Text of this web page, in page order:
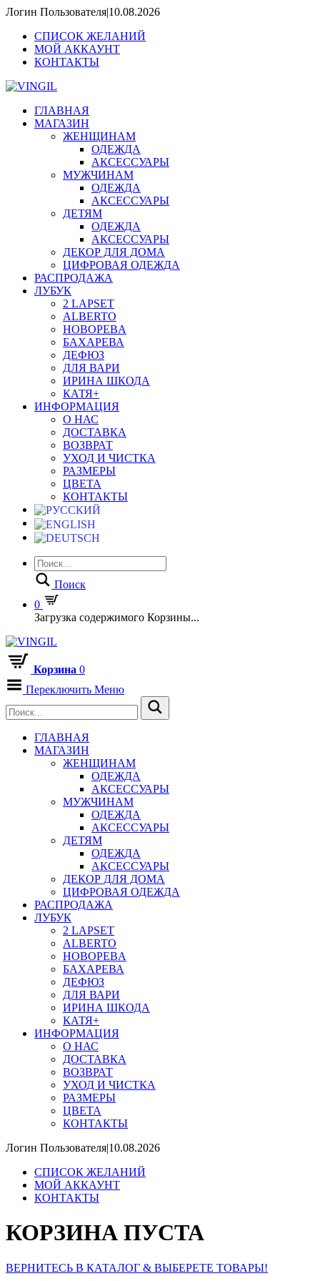
Логин Пользователя|10.08.2026
CПИСОК ЖЕЛАНИЙ
МОЙ АККАУНТ
КОНТАКТЫ
ГЛАВНАЯ
МАГАЗИН
ЖЕНЩИНАМ
ОДЕЖДА
АКСЕССУАРЫ
МУЖЧИНАМ
ОДЕЖДА
АКСЕССУАРЫ
ДЕТЯМ
ОДЕЖДА
АКСЕССУАРЫ
ДЕКОР ДЛЯ ДОМА
ЦИФРОВАЯ ОДЕЖДА
РАСПРОДАЖА
ЛУБУК
2 LAPSET
ALBERTO
HOBOPEBA
БАХАРЕВА
ДЕФЮЗ
ДЛЯ ВАРИ
ИРИНА ШКОДА
КАТЯ+
ИНФОРМАЦИЯ
О НАС
ДОСТАВКА
ВОЗВРАТ
УХОД И ЧИСТКА
РАЗМЕРЫ
ЦВЕТА
КОНТАКТЫ
Поиск
0
Загрузка содержимого Корзины...
Корзина 0
Переключить Меню
ГЛАВНАЯ
МАГАЗИН
ЖЕНЩИНАМ
ОДЕЖДА
АКСЕССУАРЫ
МУЖЧИНАМ
ОДЕЖДА
АКСЕССУАРЫ
ДЕТЯМ
ОДЕЖДА
АКСЕССУАРЫ
ДЕКОР ДЛЯ ДОМА
ЦИФРОВАЯ ОДЕЖДА
РАСПРОДАЖА
ЛУБУК
2 LAPSET
ALBERTO
HOBOPEBA
БАХАРЕВА
ДЕФЮЗ
ДЛЯ ВАРИ
ИРИНА ШКОДА
КАТЯ+
ИНФОРМАЦИЯ
О НАС
ДОСТАВКА
ВОЗВРАТ
УХОД И ЧИСТКА
РАЗМЕРЫ
ЦВЕТА
КОНТАКТЫ
Логин Пользователя|10.08.2026
CПИСОК ЖЕЛАНИЙ
МОЙ АККАУНТ
КОНТАКТЫ
КОРЗИНА ПУСТА
ВЕРНИТЕСЬ В КАТАЛОГ & ВЫБЕРЕТЕ ТОВАРЫ!